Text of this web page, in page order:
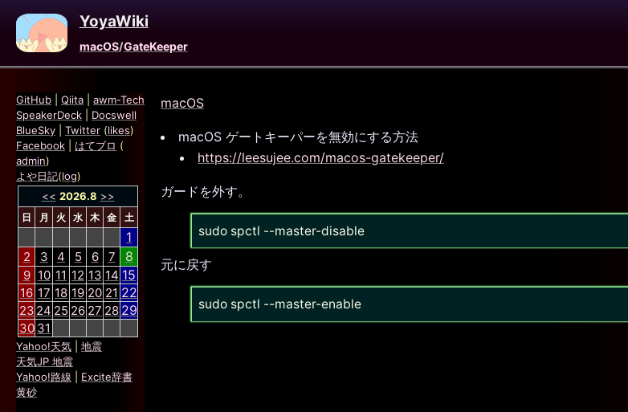
YoyaWiki
macOS/GateKeeper
macOS
macOS ゲートキーパーを無効にする方法
https://leesujee.com/macos-gatekeeper/
ガードを外す。
sudo spctl --master-disable
元に戻す
sudo spctl --master-enable
GitHub Qiita
awm-Tech
SpeakerDeck
Docswell
BlueSky
Twitter (likes)
Facebook
はてブロ (
admin)
よや日記(log)
<< 2026.8 >>
日 月 火 水 木 金 土
1
2 3 4 5 6 7 8
9 10 11 12 13 14 15
16 17 18 19 20 21 22
23 24 25 26 27 28 29
30 31
Yahoo!天気
地震
天気JP 地震
Yahoo!路線
Excite辞書
黄砂